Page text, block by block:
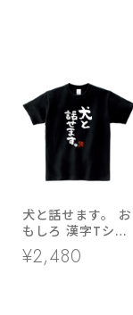
犬と話せます。 お
もしろ 漢字Tシャ
ツ ka300-61
¥2,480